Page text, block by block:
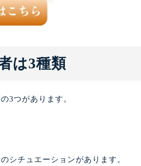
は3種類
3つがあります。
シチュエーションがあります。